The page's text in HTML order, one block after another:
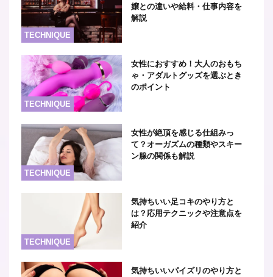
TECHNIQUE
嬢との違いや給料・仕事内容を
解説
TECHNIQUE
女性におすすめ！大人のおもち
ゃ・アダルトグッズを選ぶとき
のポイント
TECHNIQUE
女性が絶頂を感じる仕組みっ
て？オーガズムの種類やスキー
ン腺の関係も解説
TECHNIQUE
気持ちいい足コキのやり方と
は？応用テクニックや注意点を
紹介
気持ちいいパイズリのやり方と